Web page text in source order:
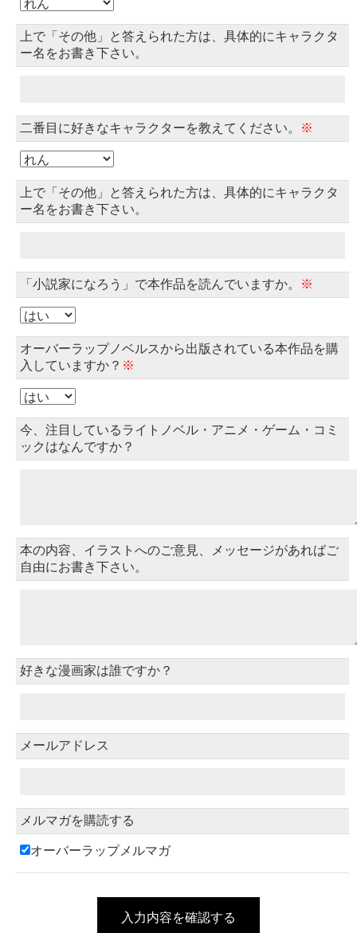
上で「その他」と答えられた方は、具体的にキャラクタ
ー名をお書き下さい。
二番目に好きなキャラクターを教えてください。 ※
上で「その他」と答えられた方は、具体的にキャラクタ
ー名をお書き下さい。
「小説家になろう」で本作品を読んでいますか。 ※
オーバーラップノベルスから出版されている本作品を購
入していますか？ ※
今、注目しているライトノベル・アニメ・ゲーム・コミ
ックはなんですか？
本の内容、イラストへのご意見、メッセージがあればご
自由にお書き下さい。
好きな漫画家は誰ですか？
メールアドレス
メルマガを購読する
オーバーラップメルマガ
入力内容を確認する